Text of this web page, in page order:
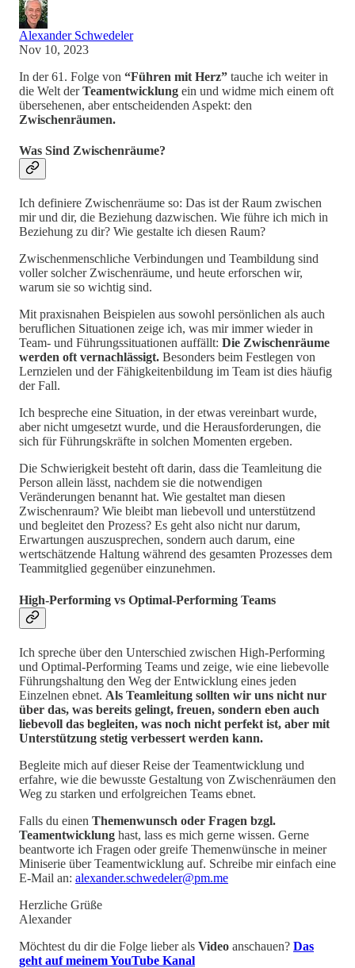
Alexander Schwedeler
Nov 10, 2023
In der 61. Folge von “Führen mit Herz” tauche ich weiter in
die Welt derTeamentwicklung ein und widme mich einem oft
übersehenen, aber entscheidenden Aspekt: den
Zwischenräumen.
Was Sind Zwischenräume?
Ich definiere Zwischenräume so: Das ist der Raum zwischen
mir und dir, die Beziehung dazwischen. Wie führe ich mich in
Beziehung zu dir? Wie gestalte ich diesen Raum?
Zwischenmenschliche Verbindungen und Teambildung sind
voller solcher Zwischenräume, und heute erforschen wir,
warum sie so wichtig sind.
Mit praxisnahen Beispielen aus sowohl persönlichen als auch
beruflichen Situationen zeige ich, was mir immer wieder in
Team- und Führungssituationen auffällt: Die Zwischenräume
werden oft vernachlässigt. Besonders beim Festlegen von
Lernzielen und der Fähigkeitenbildung im Team ist dies häufig
der Fall.
Ich bespreche eine Situation, in der etwas vereinbart wurde,
aber nicht umgesetzt wurde, und die Herausforderungen, die
sich für Führungskräfte in solchen Momenten ergeben.
Die Schwierigkeit besteht oft darin, dass die Teamleitung die
Person allein lässt, nachdem sie die notwendigen
Veränderungen benannt hat. Wie gestaltet man diesen
Zwischenraum? Wie bleibt man liebevoll und unterstützend
und begleitet den Prozess? Es geht also nicht nur darum,
Erwartungen auszusprechen, sondern auch darum, eine
wertschätzende Haltung während des gesamten Prozesses dem
Teammitglied gegenüber einzunehmen.
High-Performing vs Optimal-Performing Teams
Ich spreche über den Unterschied zwischen High-Performing
und Optimal-Performing Teams und zeige, wie eine liebevolle
Führungshaltung den Weg der Entwicklung eines jeden
Einzelnen ebnet. Als Teamleitung sollten wir uns nicht nur
über das, was bereits gelingt, freuen, sondern eben auch
liebevoll das begleiten, was noch nicht perfekt ist, aber mit
Unterstützung stetig verbessert werden kann.
Begleite mich auf dieser Reise der Teamentwicklung und
erfahre, wie die bewusste Gestaltung von Zwischenräumen den
Weg zu starken und erfolgreichen Teams ebnet.
Falls du einen Themenwunsch oder Fragen bzgl.
Teamentwicklung hast, lass es mich gerne wissen. Gerne
beantworte ich Fragen oder greife Themenwünsche in meiner
Miniserie über Teamentwicklung auf. Schreibe mir einfach eine
E-Mail an: alexander.schwedeler@pm.me
Herzliche Grüße
Alexander
Möchtest du dir die Folge lieber als Video anschauen? Das
geht auf meinem YouTube Kanal